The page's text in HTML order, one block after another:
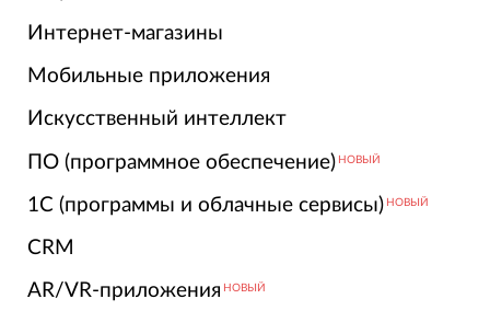
Интернет-магазины
Мобильные приложения
Искусственный интеллект
ПО (программное обеспечение) НОВЫЙ
1С (программы и облачные сервисы) НОВЫЙ
CRM
AR/VR-приложения НОВЫЙ